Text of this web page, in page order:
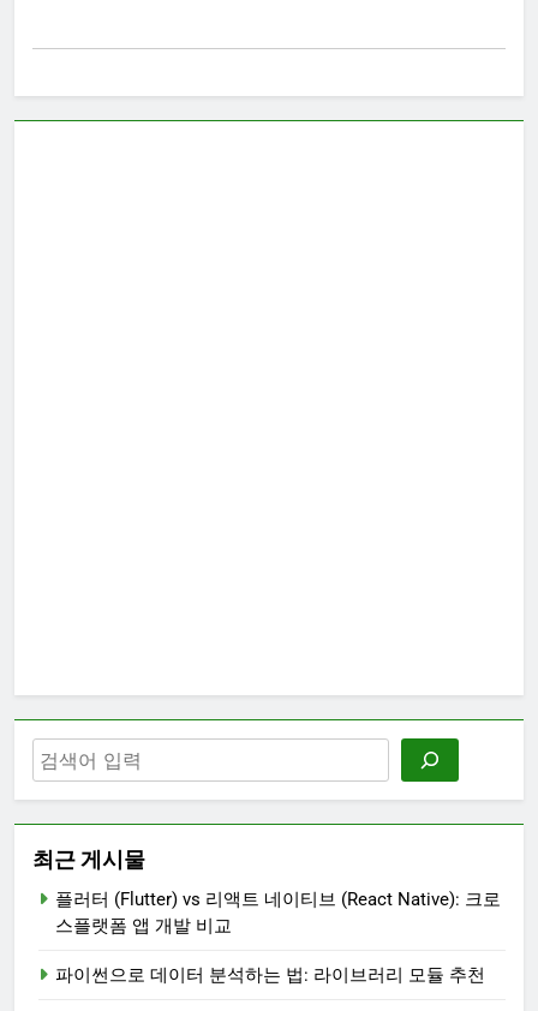
최근 게시물
플러터 (Flutter) vs 리액트 네이티브 (React Native): 크로
스플랫폼 앱 개발 비교
파이썬으로 데이터 분석하는 법: 라이브러리 모듈 추천